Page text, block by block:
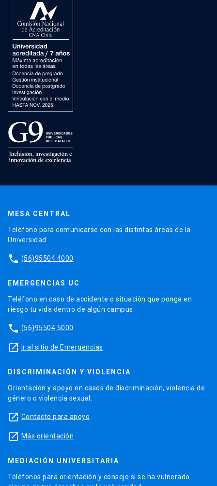
MESA CENTRAL
Teléfono para comunicarse con las distintas áreas de la
Universidad.
phone (56)95504 4000
EMERGENCIAS UC
Teléfono en caso de accidente o situación que ponga en
riesgo tu vida dentro de algún campus.
phone (56)95504 5000
launch Ir al sitio de Emergencias
DISCRIMINACIÓN Y VIOLENCIA
Orientación y apoyo en casos de discriminación, violencia de
género o violencia sexual.
launch Contacto para apoyo
launch Más orientación
MEDIACIÓN UNIVERSITARIA
Teléfonos para orientación y consejo si se ha vulnerado